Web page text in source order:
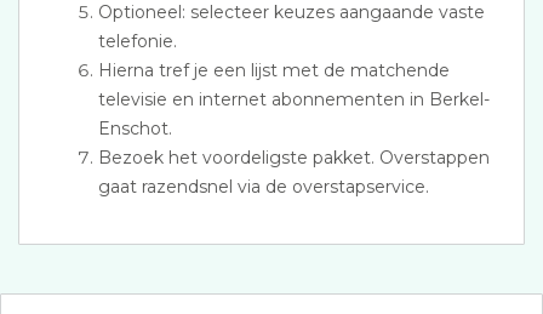
Optioneel: selecteer keuzes aangaande vaste
telefonie.
Hierna tref je een lijst met de matchende
televisie en internet abonnementen in Berkel-
Enschot.
Bezoek het voordeligste pakket. Overstappen
gaat razendsnel via de overstapservice.